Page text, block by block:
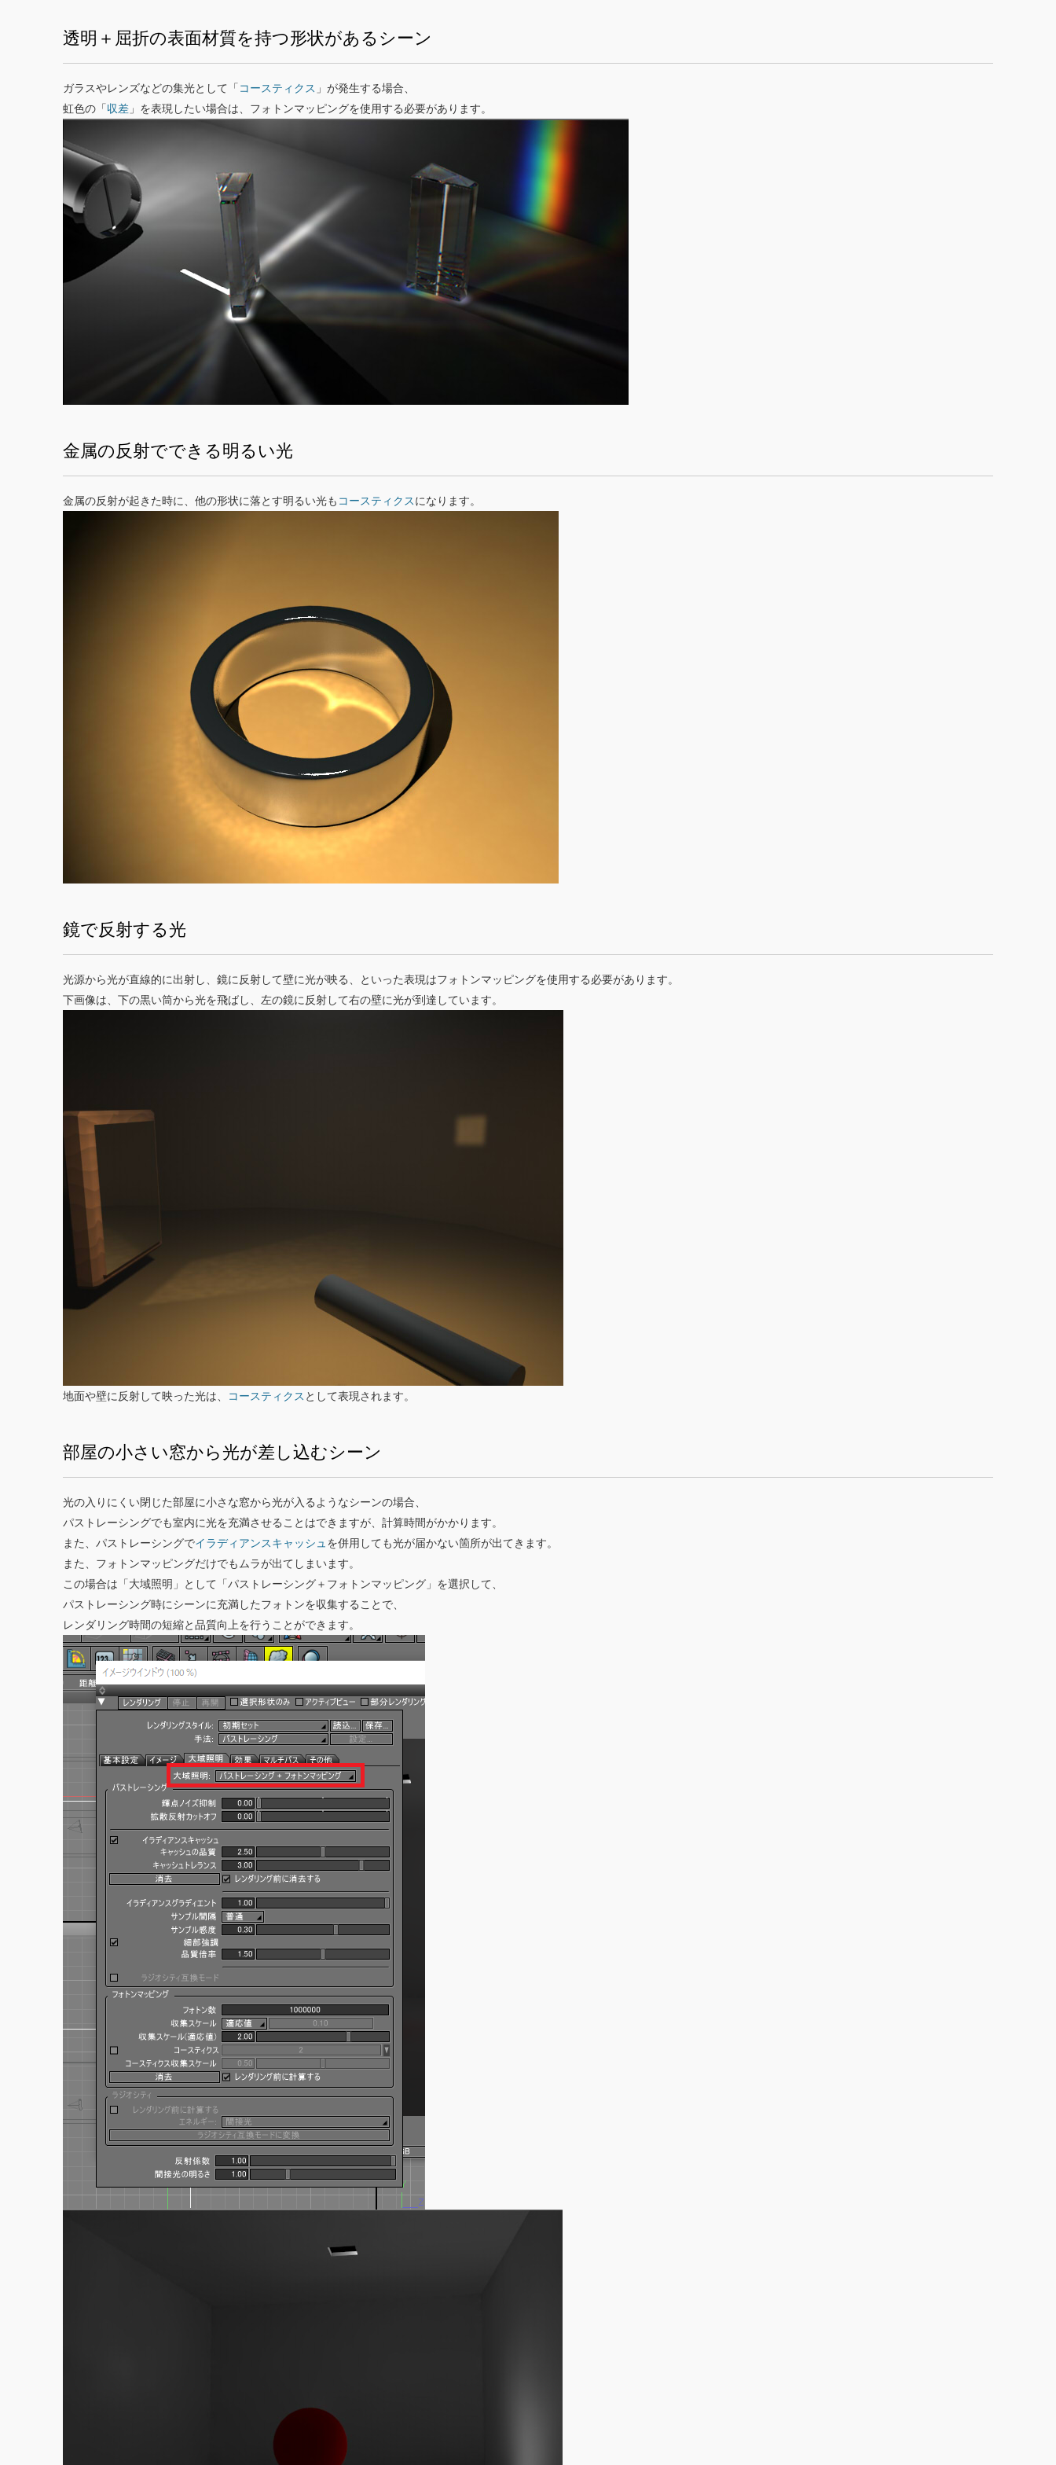
透明＋屈折の表面材質を持つ形状があるシーン
ガラスやレンズなどの集光として「 コースティクス 」が発生する場合、
虹色の「収差 」を表現したい場合は、フォトンマッピングを使用する必要があります。
金属の反射でできる明るい光
金属の反射が起きた時に、他の形状に落とす明るい光も コースティクスになります。
鏡で反射する光
光源から光が直線的に出射し、鏡に反射して壁に光が映る、といった表現はフォトンマッピングを使用する必要があります。
下画像は、下の黒い筒から光を飛ばし、左の鏡に反射して右の壁に光が到達しています。
地面や壁に反射して映った光は、 コースティクス として表現されます。
部屋の小さい窓から光が差し込むシーン
光の入りにくい閉じた部屋に小さな窓から光が入るようなシーンの場合、
パストレーシングでも室内に光を充満させることはできますが、計算時間がかかります。
また、パストレーシングでイラディアンスキャッシュ を併用しても光が届かない箇所が出てきます。
また、フォトンマッピングだけでもムラが出てしまいます。
この場合は「大域照明」として「パストレーシング＋フォトンマッピング」を選択して、
パストレーシング時にシーンに充満したフォトンを収集することで、
レンダリング時間の短縮と品質向上を行うことができます。